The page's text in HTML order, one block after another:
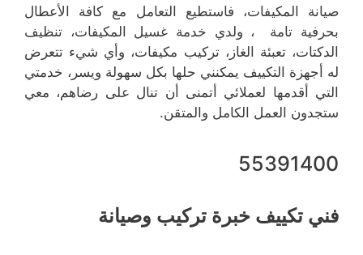
صيانة المكيفات، فاستطيع التعامل مع كافة الأعطال
بحرفية تامة ، ولدي خدمة غسيل المكيفات، تنظيف
الدكتات، تعبئة الغاز، تركيب مكيفات، وأي شيء تتعرض
له أجهزة التكييف يمكنني حلها بكل سهولة ويسر، خدمتي
التي أقدمها لعملائي أتمنى أن تنال على رضاهم، معي
ستجدون العمل الكامل والمتقن.
55391400
فني تكييف خبرة تركيب وصيانة